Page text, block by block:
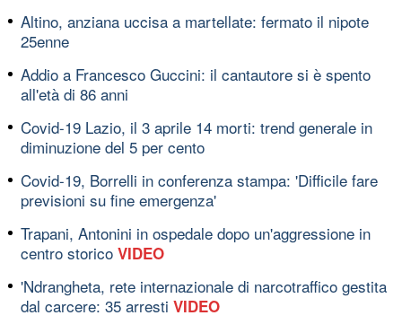
Altino, anziana uccisa a martellate: fermato il nipote
25enne
Addio a Francesco Guccini: il cantautore si è spento
all'età di 86 anni
Covid-19 Lazio, il 3 aprile 14 morti: trend generale in
diminuzione del 5 per cento
Covid-19, Borrelli in conferenza stampa: 'Difficile fare
previsioni su fine emergenza'
Trapani, Antonini in ospedale dopo un'aggressione in
centro storico VIDEO
'Ndrangheta, rete internazionale di narcotraffico gestita
dal carcere: 35 arresti VIDEO